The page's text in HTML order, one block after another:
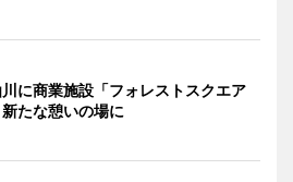
に商業施設「フォレストスクエア
たな憩いの場に